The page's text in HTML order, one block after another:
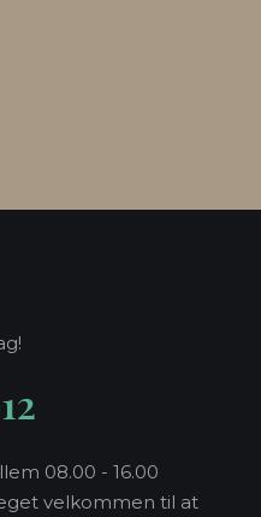
08.00 - 16.00
velkommen til at